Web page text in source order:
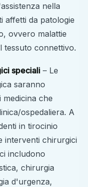
nella
affetti da patologie
ovvero malattie
tessuto connettivo.
speciali – Le
saranno
medicina che
ospedaliera. A
in tirocinio
interventi chirurgici
includono
chirurgia
d'urgenza,